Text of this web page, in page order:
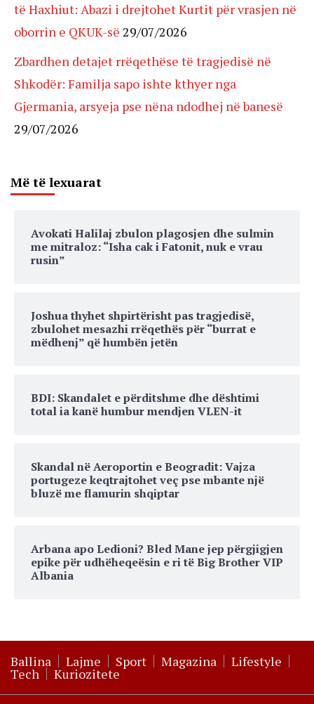
të Haxhiut: Abazi i drejtohet Kurtit për vrasjen në
oborrin e QKUK-së 29/07/2026
Zbardhen detajet rrëqethëse të tragjedisë në
Shkodër: Familja sapo ishte kthyer nga
Gjermania, arsyeja pse nëna ndodhej në banesë
29/07/2026
Më të lexuarat
Avokati Halilaj zbulon plagosjen dhe sulmin
me mitraloz: “Isha cak i Fatonit, nuk e vrau
rusin”
Joshua thyhet shpirtërisht pas tragjedisë,
zbulohet mesazhi rrëqethës për “burrat e
mëdhenj” që humbën jetën
BDI: Skandalet e përditshme dhe dështimi
total ia kanë humbur mendjen VLEN-it
Skandal në Aeroportin e Beogradit: Vajza
portugeze keqtrajtohet veç pse mbante një
bluzë me flamurin shqiptar
Arbana apo Ledioni? Bled Mane jep përgjigjen
epike për udhëheqeësin e ri të Big Brother VIP
Albania
Ballina Lajme Sport Magazina Lifestyle
Tech Kuriozitete